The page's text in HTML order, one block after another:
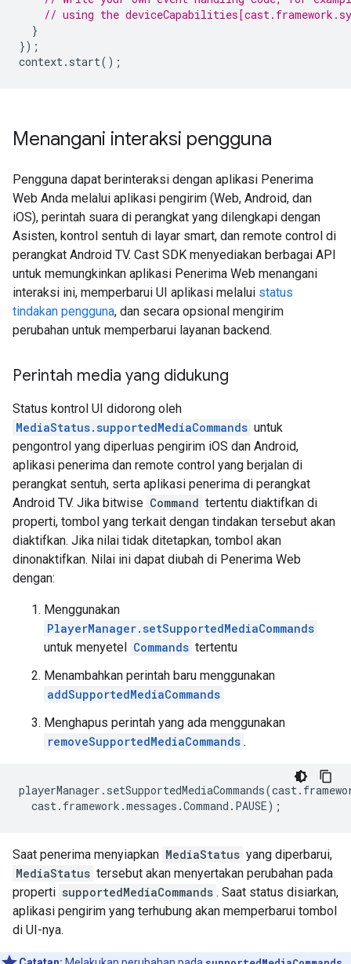
// using the
}
});
context. start();
Menangani interaksi pengguna
Pengguna dapat berinteraksi dengan aplikasi Penerima
Web Anda melalui aplikasi pengirim (Web, Android, dan
iOS), perintah suara di perangkat yang dilengkapi dengan
Asisten, kontrol sentuh di layar smart, dan remote control di
perangkat Android TV. Cast SDK menyediakan berbagai API
untuk memungkinkan aplikasi Penerima Web menangani
interaksi ini, memperbarui UI aplikasi melalui status
tindakan pengguna, dan secara opsional mengirim
perubahan untuk memperbarui layanan backend.
Perintah media yang didukung
Status kontrol UI didorong oleh
MediaStatus.supportedMediaCommands untuk
pengontrol yang diperluas pengirim iOS dan Android,
aplikasi penerima dan remote control yang berjalan di
perangkat sentuh, serta aplikasi penerima di perangkat
Android TV. Jika bitwise Command tertentu diaktifkan di
properti, tombol yang terkait dengan tindakan tersebut akan
diaktifkan. Jika nilai tidak ditetapkan, tombol akan
dinonaktifkan. Nilai ini dapat diubah di Penerima Web
dengan:
Menggunakan
PlayerManager.setSupportedMediaCommands
untuk menyetel Commands tertentu
Menambahkan perintah baru menggunakan
addSupportedMediaCommands
Menghapus perintah yang ada menggunakan
removeSupportedMediaCommands .
playerManager . setSupportedMediaCommands(cast.
cast. framework .messages .Command . PAUSE);
Saat penerima menyiapkan MediaStatus yang diperbarui,
MediaStatus tersebut akan menyertakan perubahan pada
properti supportedMediaCommands . Saat status disiarkan,
aplikasi pengirim yang terhubung akan memperbarui tombol
di UI-nya.